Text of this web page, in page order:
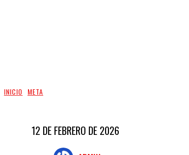
INICIO META
12 DE FEBRERO DE 2026